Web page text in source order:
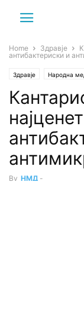
Home Здравје
антибактериски и
Здравје Народна
By НМД -